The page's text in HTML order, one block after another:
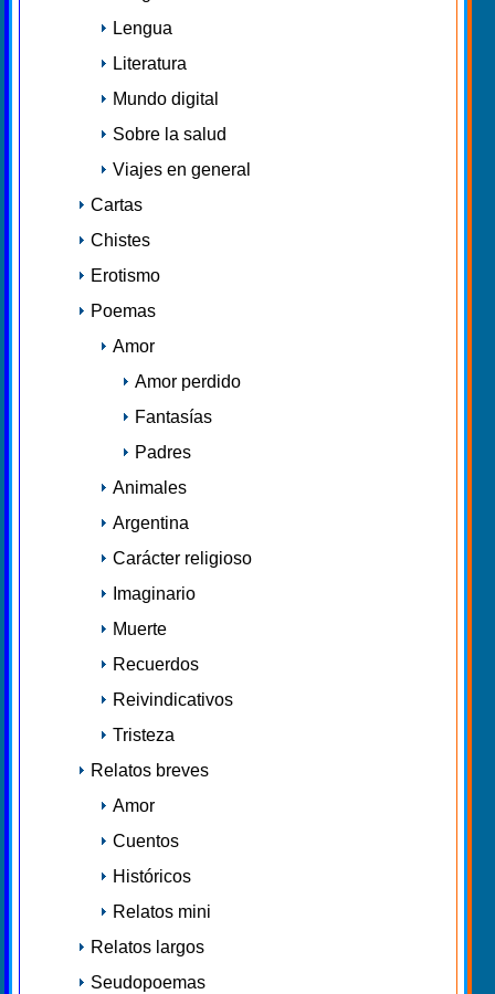
Lengua
Literatura
Mundo digital
Sobre la salud
Viajes en general
Cartas
Chistes
Erotismo
Poemas
Amor
Amor perdido
Fantasías
Padres
Animales
Argentina
Carácter religioso
Imaginario
Muerte
Recuerdos
Reivindicativos
Tristeza
Relatos breves
Amor
Cuentos
Históricos
Relatos mini
Relatos largos
Seudopoemas